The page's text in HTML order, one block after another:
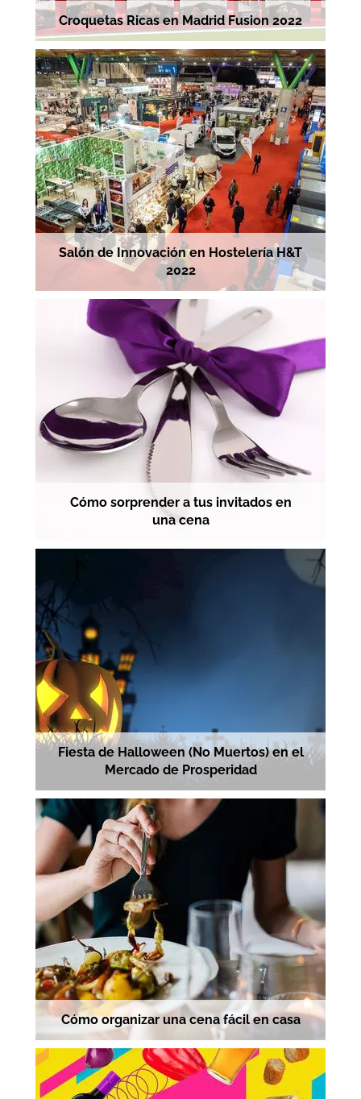
Croquetas Ricas en Madrid Fusion 2022
Salón de Innovación en Hostelería H&T
2022
Cómo sorprender a tus invitados en
una cena
Fiesta de Halloween (No Muertos) en el
Mercado de Prosperidad
Cómo organizar una cena fácil en casa